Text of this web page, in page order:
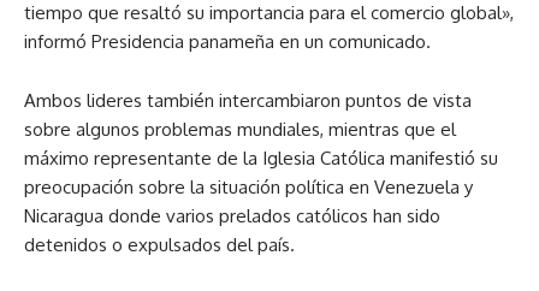
tiempo que resaltó su importancia para el comercio global»,
informó Presidencia panameña en un comunicado.
Ambos lideres también intercambiaron puntos de vista
sobre algunos problemas mundiales, mientras que el
máximo representante de la Iglesia Católica manifestió su
preocupación sobre la situación política en Venezuela y
Nicaragua donde varios prelados católicos han sido
detenidos o expulsados del país.